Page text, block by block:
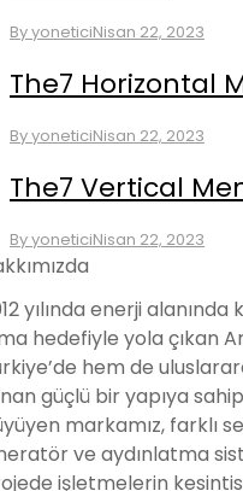
ByyoneticiNisan 22, 2023
The7 Horizontal
ByyoneticiNisan 22, 2023
The7 Vertical
ByyoneticiNisan 22, 2023
yılında enerji
hedefiyle yola çıkan
hem de
güçlü bir yapıya
markamız, farklı
ve aydınlatma
işletmelerin